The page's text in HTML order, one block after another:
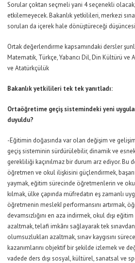
Sorular çoktan seçmeli yani 4 seçenekli
etkilemeyecek. Bakanlık yetkilileri, merkezi
soruları da içerek hale dönüştüreceği
Ortak değerlendirme kapsamındaki dersler
Matematik, Türkçe, Yabancı Dil, Din Kültürü ve
ve Atatürkçülük
Bakanlık yetkilileri tek tek yanıtladı:
Ortaöğretime geçiş sistemindeki yeni
duyuldu?
-Eğitimin doğasında var olan değişim ve
geçiş sisteminin sürdürülebilir, dinamik ve
gerekliliği kaçınılmaz bir durum arz ediyor. Bu
öğretmen ve okul ilişkisini güçlendirmek,
yaymak, eğitim sürecinde öğretmenlerin ve
kılmak, ülke çapında müfredatın eş zamanlı
öğretmenin meslekî performansını artırmak,
devamsızlığını en aza indirmek, okul dışı
azaltmak, telafi imkânı sağlayarak tek
olumsuzlukları azaltmak, sınav kaygısını
kazanımlarını objektif bir şekilde izlemek ve
vadede ders dışı sosyal, kültürel, sanatsal ve